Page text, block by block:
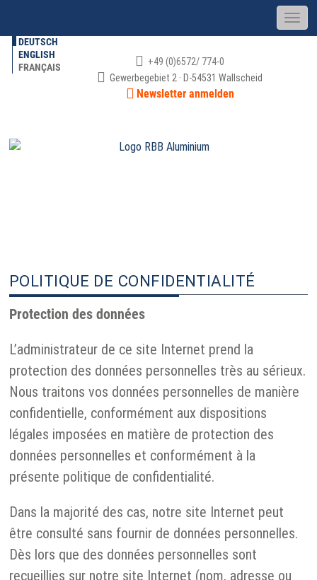
DEUTSCH
ENGLISH
FRANÇAIS
+49 (0)6572/ 774-0
Gewerbegebiet 2 · D-54531 Wallscheid
Newsletter anmelden
POLITIQUE DE CONFIDENTIALITÉ
Protection des données
L’administrateur de ce site Internet prend la
protection des données personnelles très au sérieux.
Nous traitons vos données personnelles de manière
confidentielle, conformément aux dispositions
légales imposées en matière de protection des
données personnelles et conformément à la
présente politique de confidentialité.
Dans la majorité des cas, notre site Internet peut
être consulté sans fournir de données personnelles.
Dès lors que des données personnelles sont
recueillies sur notre site Internet (nom, adresse ou